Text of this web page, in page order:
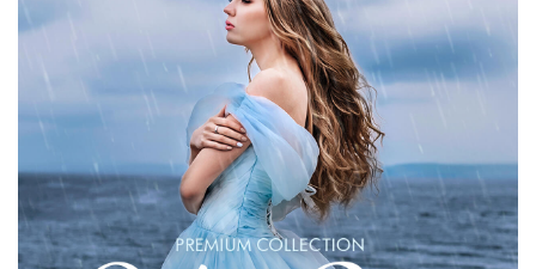
Te rog selecteaza
Free Photoshop Overlay